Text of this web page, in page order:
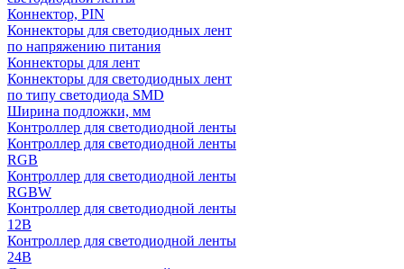
Коннектор, PIN
Коннекторы для светодиодных лент
по напряжению питания
Коннекторы для лент
Коннекторы для светодиодных лент
по типу светодиода SMD
Ширина подложки, мм
Контроллер для светодиодной ленты
Контроллер для светодиодной ленты
RGB
Контроллер для светодиодной ленты
RGBW
Контроллер для светодиодной ленты
12В
Контроллер для светодиодной ленты
24В